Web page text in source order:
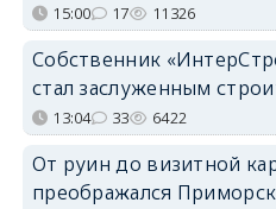
15:00 17 11326
Собственник
стал заслуженным
13:04 33 6422
От руин до визитной
преображался